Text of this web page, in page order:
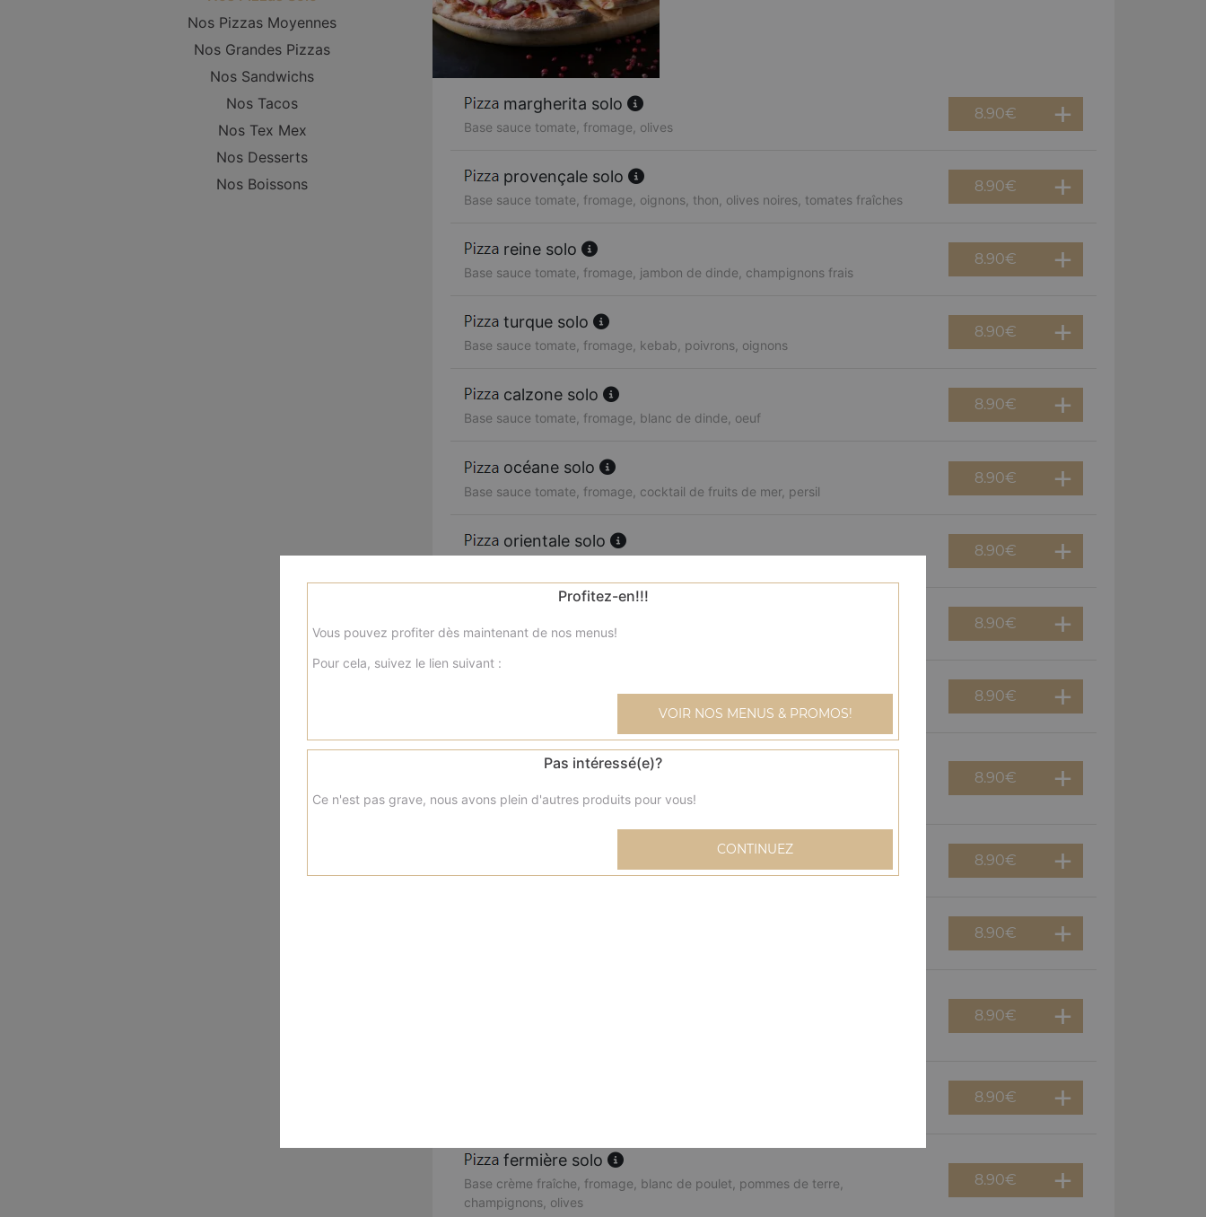
Nos Pizzas Moyennes
Nos Grandes Pizzas
Nos Sandwichs
Nos Tacos
Nos Tex Mex
Nos Desserts
Nos Boissons
margherita solo
Base sauce tomate, fromage, olives
8.90€
provençale solo
Base sauce tomate, fromage, oignons, thon, olives noires, tomates fraîches
8.90€
reine solo
Base sauce tomate, fromage, jambon de dinde, champignons frais
8.90€
turque solo
Base sauce tomate, fromage, kebab, poivrons, oignons
8.90€
calzone solo
Base sauce tomate, fromage, blanc de dinde, oeuf
8.90€
océane solo
Base sauce tomate, fromage, cocktail de fruits de mer, persil
8.90€
orientale solo
8.90€
Base sauce tomate, fromage, viande hachée, boursin, oignons
8.90€
Base sauce tomate, fromage, reblochon, chèvre, parmesan
8.90€
texane solo
frais, olives
8.90€
Base sauce tomate, fromage, blanc de poulet, oignons, merguez, olives
8.90€
8.90€
8.90€
8.90€
fermière solo
Base crème fraîche, fromage, blanc de poulet, pommes de terre,
champignons, olives
8.90€
Profitez-en!!!
Vous pouvez profiter dès maintenant de nos menus!
Pour cela, suivez le lien suivant :
VOIR NOS MENUS & PROMOS!
Pas intéressé(e)?
Ce n'est pas grave, nous avons plein d'autres produits pour vous!
CONTINUEZ